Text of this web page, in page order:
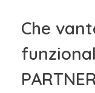
Che